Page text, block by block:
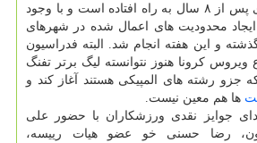
لیگ برتر اهداف پروازی پس از ۸ سال به راه افتاده است و با وجود
محدودیت های اعمال شده در شهرهای
و این هفته انجام شد. البته فدراسیون
ویروس کرونا هنوز نتوانسته لیگ برتر تفنگ
جزو رشته های المپیکی هستند آغاز کند و
ها هم معین نیست.
جوایز نقدی ورزشکاران با حضور علی
رضا حسنی خو عضو هیات رییسه،